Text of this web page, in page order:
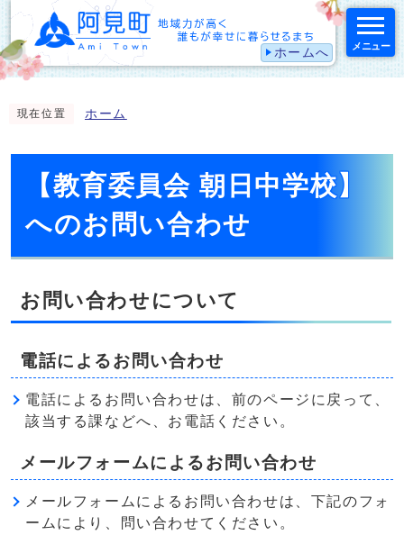
ホームへ メニュー
現在位置 ホーム
【教育委員会 朝日中学校】
へのお問い合わせ
お問い合わせについて
電話によるお問い合わせ
電話によるお問い合わせは、前のページに戻って、
該当する課などへ、お電話ください。
メールフォームによるお問い合わせ
メールフォームによるお問い合わせは、下記のフォ
ームにより、問い合わせてください。